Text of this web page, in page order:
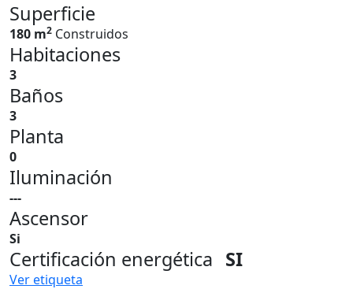
Superficie
180 m2 Construidos
Habitaciones
3
Baños
3
Planta
0
Iluminación
---
Ascensor
Si
Certificación energética SI
Ver etiqueta